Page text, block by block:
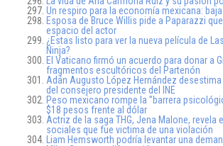
Un respiro para la economía mexicana:
Esposa de Bruce Willis pide a Paparazzi
espacio del actor
¿Estas listo para ver la nueva película de
Ninja?
El Vaticano firmó un acuerdo para donar a
fragmentos escultóricos del Partenón
Adán Augusto López Hernández
del consejero presidente del INE
Peso mexicano rompe la ”barrera
$18 pesos frente al dólar
Actriz de la saga THG, Jena Malone, revela
sociales que fue victima de una violación
Liam Hemsworth podría levantar una